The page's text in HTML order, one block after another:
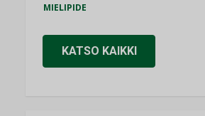
MIELIPIDE
KATSO KAIKKI